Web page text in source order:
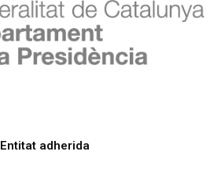
Entitat adherida